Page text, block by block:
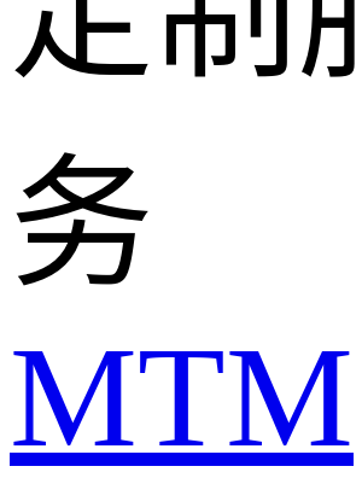
务
MTM